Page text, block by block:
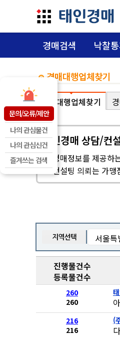
문의/오류/제안
나의 관심물건
나의 관심신건
즐겨쓰는 검색
경매검색 낙찰
경매대행업체찾기
경매대행업체찾기
태인경매 상담/컨
※ 경매정보를 제공하
※ 컨설팅 의뢰는 가맹
진행물건수
등록물건수
260
260
216
216
(